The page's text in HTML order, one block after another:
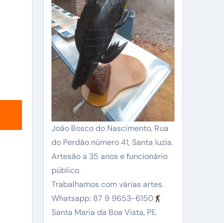
João Bosco do Nascimento, Rua
do Perdão número 41, Santa luzia.
Artesão a 35 anos e funcionário
público.
Trabalhamos com várias artes.
Whatsapp: 87 9 9653-6150
Santa Maria da Boa Vista, PE.